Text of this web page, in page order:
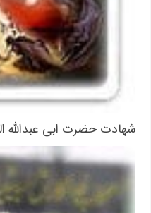
شهادت حضرت ابی